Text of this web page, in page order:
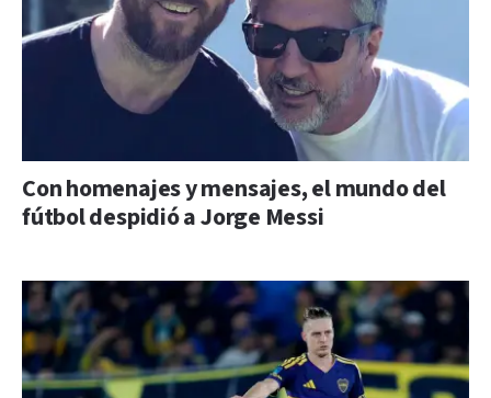
Con homenajes y mensajes, el mundo del
fútbol despidió a Jorge Messi